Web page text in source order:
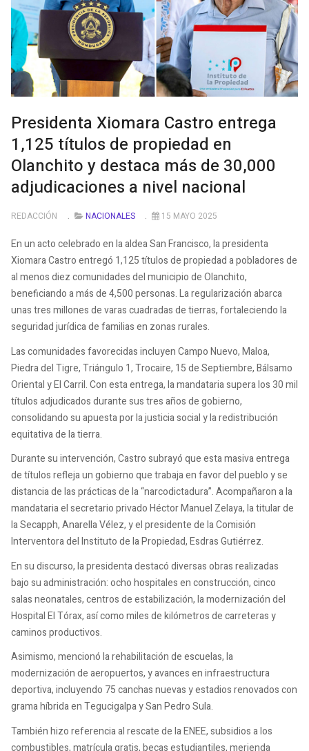
Presidenta Xiomara Castro entrega
1,125 títulos de propiedad en
Olanchito y destaca más de 30,000
adjudicaciones a nivel nacional
REDACCIÓN NACIONALES 15 MAYO 2025
En un acto celebrado en la aldea San Francisco, la presidenta
Xiomara Castro entregó 1,125 títulos de propiedad a pobladores de
al menos diez comunidades del municipio de Olanchito,
beneficiando a más de 4,500 personas. La regularización abarca
unas tres millones de varas cuadradas de tierras, fortaleciendo la
seguridad jurídica de familias en zonas rurales.
Las comunidades favorecidas incluyen Campo Nuevo, Maloa,
Piedra del Tigre, Triángulo 1, Trocaire, 15 de Septiembre, Bálsamo
Oriental y El Carril. Con esta entrega, la mandataria supera los 30 mil
títulos adjudicados durante sus tres años de gobierno,
consolidando su apuesta por la justicia social y la redistribución
equitativa de la tierra.
Durante su intervención, Castro subrayó que esta masiva entrega
de títulos refleja un gobierno que trabaja en favor del pueblo y se
distancia de las prácticas de la “narcodictadura”. Acompañaron a la
mandataria el secretario privado Héctor Manuel Zelaya, la titular de
la Secapph, Anarella Vélez, y el presidente de la Comisión
Interventora del Instituto de la Propiedad, Esdras Gutiérrez.
En su discurso, la presidenta destacó diversas obras realizadas
bajo su administración: ocho hospitales en construcción, cinco
salas neonatales, centros de estabilización, la modernización del
Hospital El Tórax, así como miles de kilómetros de carreteras y
caminos productivos.
Asimismo, mencionó la rehabilitación de escuelas, la
modernización de aeropuertos, y avances en infraestructura
deportiva, incluyendo 75 canchas nuevas y estadios renovados con
grama híbrida en Tegucigalpa y San Pedro Sula.
También hizo referencia al rescate de la ENEE, subsidios a los
combustibles, matrícula gratis, becas estudiantiles, merienda